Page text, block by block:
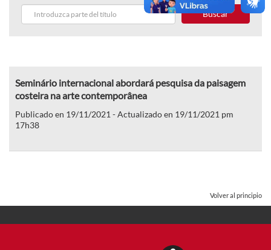
Buscar
Seminário internacional abordará pesquisa da paisagem
costeira na arte contemporânea
Publicado en 19/11/2021 - Actualizado en 19/11/2021 pm
17h38
Volver al principio